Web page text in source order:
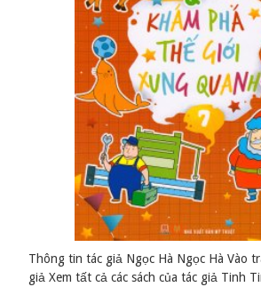
Thông tin tác giả Ngọc Hà Ngọc Hà Vào
giả Xem tất cả các sách của tác giả Tinh